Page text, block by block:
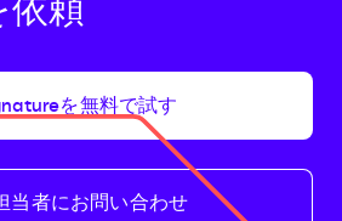
依頼
を無料で試す
当者にお問い合わせ